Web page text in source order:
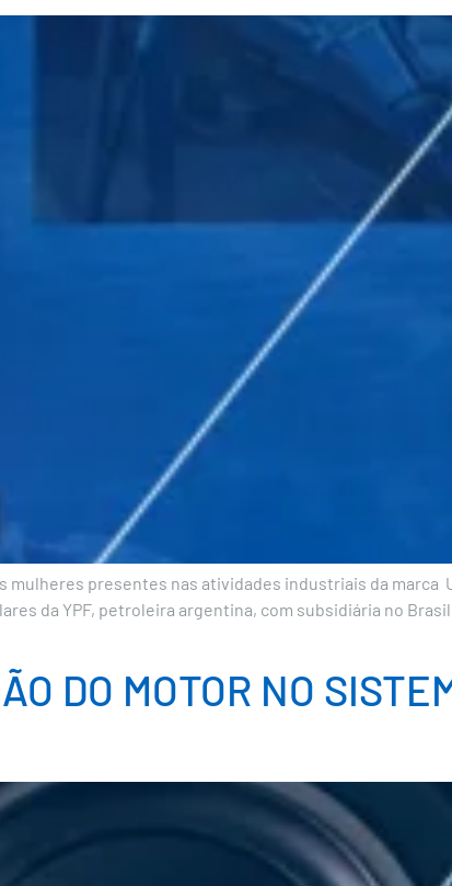
presentes nas atividades industriais da marca
da YPF, petroleira argentina, com subsidiária no
DO MOTOR NO